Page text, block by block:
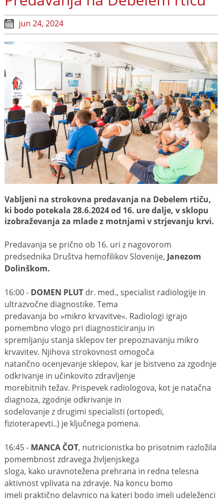
jun 24, 2024
Vabljeni na strokovna predavanja na Debelem rtiču,
ki bodo potekala 28.6.2024 od 16. uredalje, v sklopu
izobraževanja za mlade z motnjami v strjevanju krvi.
Predavanja se prično ob 16. uri z nagovorom
predsednika Društva hemofilikov Slovenije, Janezom
Dolinškom.
16:00 - DOMEN PLUTdr. med., specialist radiologije in
ultrazvočne diagnostike. Tema
predavanja bo »mikro krvavitve«. Radiologi igrajo
pomembno vlogo pri diagnosticiranju in
spremljanju stanja sklepov ter prepoznavanju mikro
krvavitev. Njihova strokovnost omogoča
natančno ocenjevanje sklepov, kar je bistveno za zgodnje
odkrivanje in učinkovito zdravljenje
morebitnih težav. Prispevek radiologova, kot je natačna
diagnoza, zgodnje odkrivanje in
sodelovanje z drugimi specialisti (ortopedi,
fizioterapevti..) je ključnega pomena.
16:45 - MANCA ČOT, nutricionistka bo prisotnim razložila
pomembnost zdravega življenjskega
sloga, kako uravnotežena prehrana in redna telesna
aktivnost vplivata na zdravje. Na koncu bomo
imeli praktično delavnico na kateri bodo imeli udeleženci